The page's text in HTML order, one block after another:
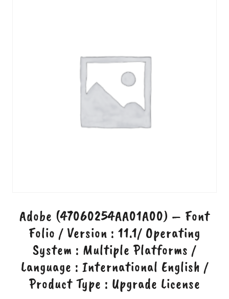
Adobe (47060254AA01A00) – Font
Folio / Version : 11.1/ Operating
System : Multiple Platforms /
Language : International English /
Product Type : Upgrade License